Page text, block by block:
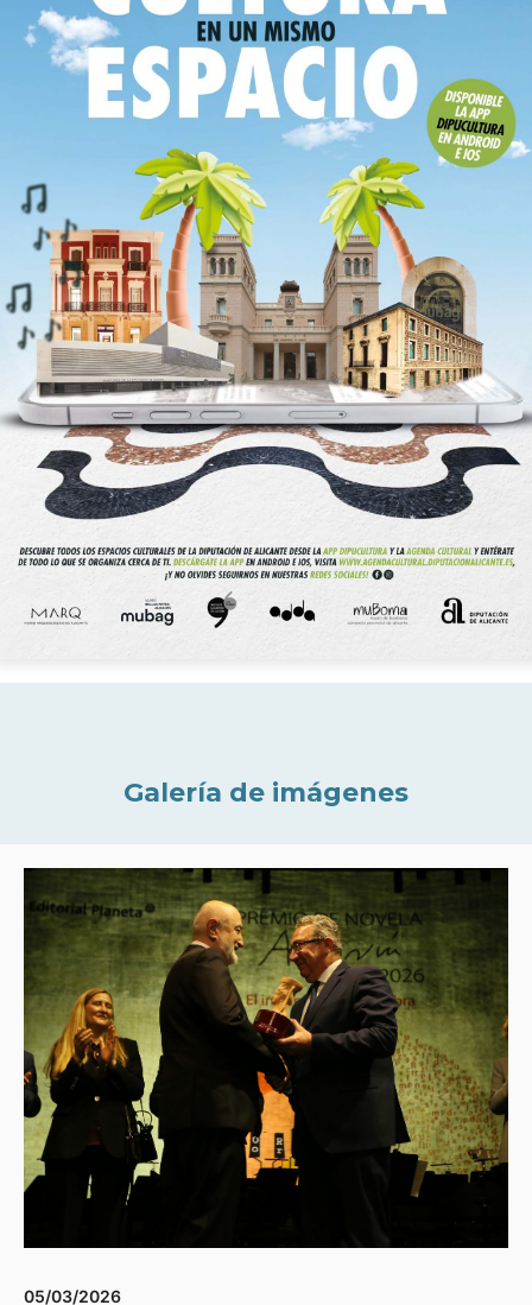
Galería de imágenes
05/03/2026